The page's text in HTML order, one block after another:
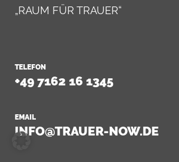
„RAUM FÜR TRAUER“
TELEFON
+49 7162 16 1345
EMAIL
INFO@TRAUER-NOW.DE